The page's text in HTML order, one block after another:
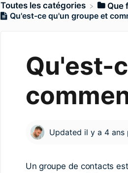
Toutes les catégories ​Que
Qu'est-ce qu'un groupe et
Qu'est-
Updated il y a 4 ans
Un groupe de contacts